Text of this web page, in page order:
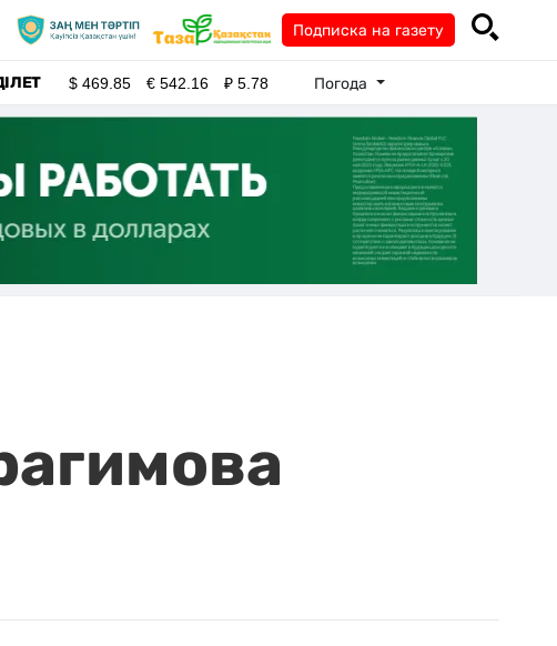
Подписка на газету
$469.85 €542.16 ₽5.78 Погода